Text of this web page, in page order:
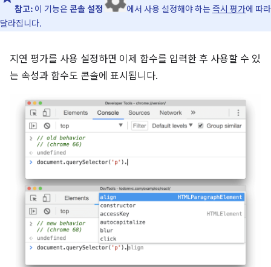
참고: 이 기능은콘솔 설정 에서 사용 설정해야 하는즉시 평가에 따라
달라집니다.
지연 평가를 사용 설정하면 이제 함수를 입력한 후 사용할 수 있
는 속성과 함수도 콘솔에 표시됩니다.